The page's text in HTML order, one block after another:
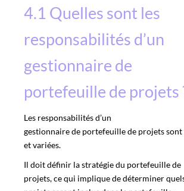
4.1 Quelles sont les
responsabilités d’un
gestionnaire de
portefeuille de projets
Les responsabilités d’un
gestionnaire de portefeuillede projets sont
et variées.
Il doit définir la stratégie du portefeuille de
projets, ce qui implique de déterminer